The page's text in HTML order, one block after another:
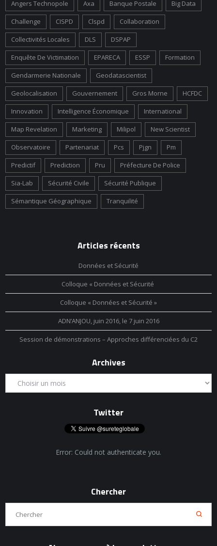
Angers Technopole Axa Banque Postale Big Data
Challenge CISPD Clspd Collaboration
Collectivités Locales DLS DSPAP
Enquête De Victimation EPARECA ESSP Formation
Gendarmerie Nationale Geodatascientist
Geolocalisation Gouvernement Gros Morne HCFDC
Innovation Intelligence Économique International
Map Revelation Marketing Milipol New Scientist
Observatoire Partenariat Pcs Pjgn Pm
Predictif Prediction Pru Préfecture De Police
Sia-Lab Sécurité Civile Sécurité Publique
Sémantique Géographique Tranquilité
Articles récents
Données et Sécurité
Colloque « Données et Sécurité
Colloque « Données et Sécurité »
ADN’ANJOU, juin 2016, le 7 juin 2016
Session de démonstrations – Approches différenciées du C2
Archives
Twitter
Error: Could not authenticate you.
Chercher